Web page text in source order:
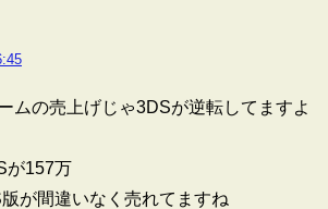
ムの売上げじゃ3DSが逆転してますよ
が157万
が間違いなく売れてますね